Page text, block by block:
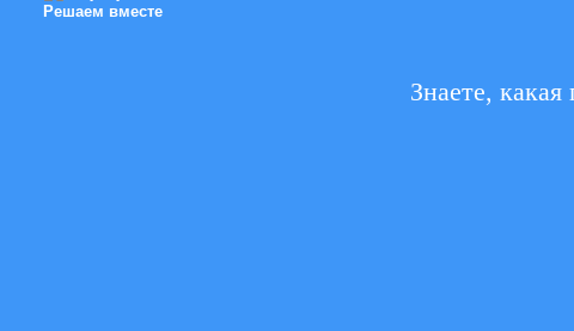
Решаем вместе
Знаете,